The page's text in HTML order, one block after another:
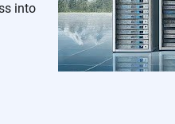
into